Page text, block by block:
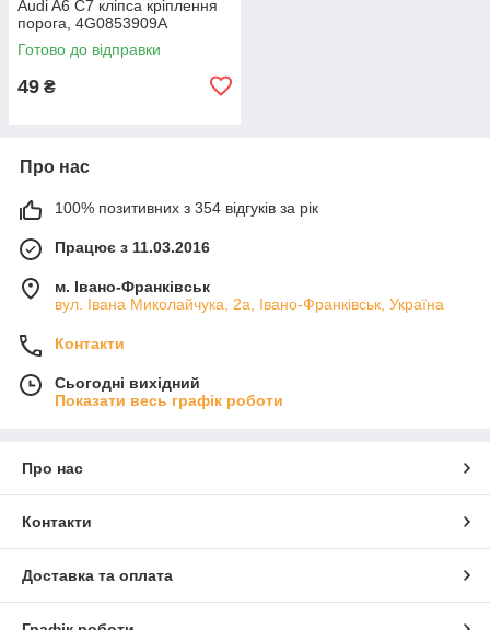
Audi A6 C7 кліпса кріплення
порога, 4G0853909A
Готово до відправки
49 ₴
Про нас
100% позитивних з 354 відгуків за рік
Працює з 11.03.2016
м. Івано-Франківськ
вул. Івана Миколайчука, 2а, Івано-Франківськ, Україна
Контакти
Сьогодні вихідний
Показати весь графік роботи
Про нас
Контакти
Доставка та оплата